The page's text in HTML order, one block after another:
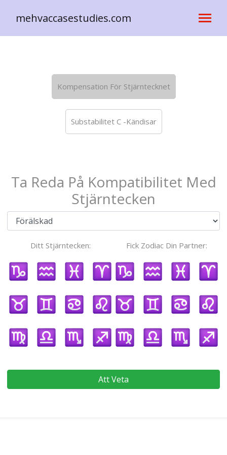
mehvaccasestudies.com
Kompensation För Stjärntecknet
Substabilitet C -Kändisar
Ta Reda På Kompatibilitet Med
Stjärntecken
Ditt Stjärntecken: Fick Zodiac Din Partner:
Att Veta